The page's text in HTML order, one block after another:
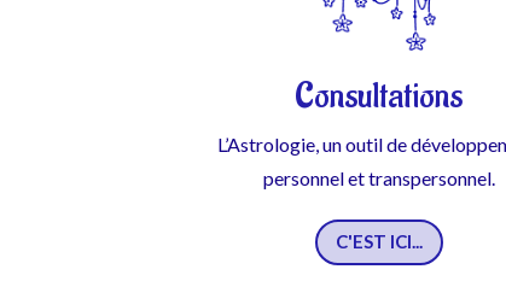
Consultations
L’Astrologie, un outil de
personnel et transpersonnel.
C'EST ICI...